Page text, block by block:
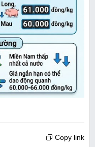
Copy link